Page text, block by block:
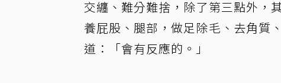
交纏、難分難捨，除了第三點外，
養屁股、腿部，做足除毛、去角質
道：「會有反應的。」